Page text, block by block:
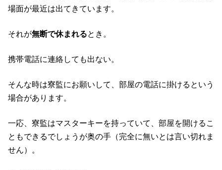
場面が最近は出てきています。
それが無断で休まれるとき。
携帯電話に連絡しても出ない。
そんな時は寮監にお願いして、部屋の電話に掛けるという
場合があります。
一応、寮監はマスターキーを持っていて、部屋を開けるこ
ともできるでしょうが奥の手（完全に無いとは言い切れま
せん）。